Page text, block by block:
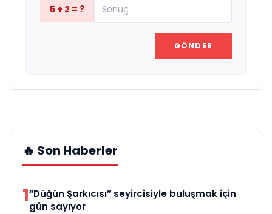
5 + 2 = ?
GÖNDER
🔥 Son Haberler
1“Düğün Şarkıcısı” seyircisiyle buluşmak için
gün sayıyor